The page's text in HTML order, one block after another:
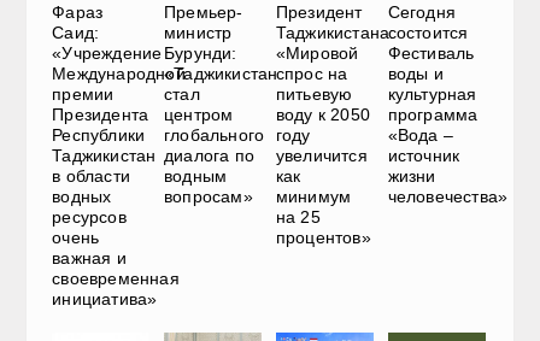
Фараз
Саид:
«Учреждение
Международной
премии
Президента
Республики
Таджикистан
в области
водных
ресурсов
очень
важная и
своевременная
инициатива»
Премьер-
министр
Бурунди:
«Таджикистан
стал
центром
глобального
диалога по
водным
вопросам»
Президент
Таджикистана:
«Мировой
спрос на
питьевую
воду к 2050
году
увеличится
как
минимум
на 25
процентов»
Сегодня
состоится
Фестиваль
воды и
культурная
программа
«Вода –
источник
жизни
человечества»